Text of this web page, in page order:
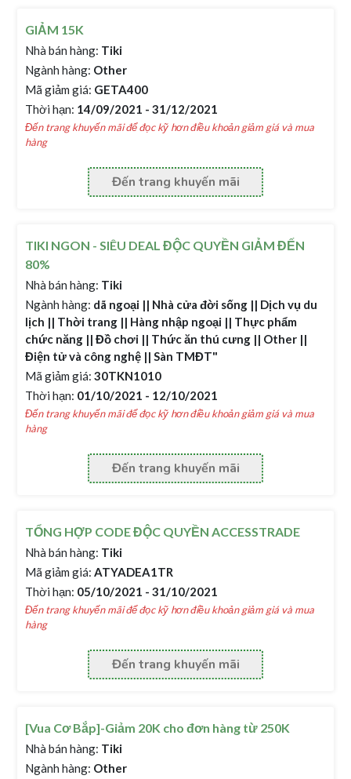
GIẢM 15K
Nhà bán hàng: Tiki
Ngành hàng: Other
Mã giảm giá: GETA400
Thời hạn: 14/09/2021 - 31/12/2021
Đến trang khuyến mãi để đọc kỹ hơn điều khoản giảm giá và mua
hàng
Đến trang khuyến mãi
TIKI NGON - SIÊU DEAL ĐỘC QUYỀN GIẢM ĐẾN
80%
Nhà bán hàng: Tiki
Ngành hàng: dã ngoại || Nhà cửa đời sống || Dịch vụ du
lịch || Thời trang || Hàng nhập ngoại || Thực phẩm
chức năng || Đồ chơi || Thức ăn thú cưng || Other ||
Điện tử và công nghệ || Sàn TMĐT"
Mã giảm giá: 30TKN1010
Thời hạn: 01/10/2021 - 12/10/2021
Đến trang khuyến mãi để đọc kỹ hơn điều khoản giảm giá và mua
hàng
Đến trang khuyến mãi
TỔNG HỢP CODE ĐỘC QUYỀN ACCESSTRADE
Nhà bán hàng: Tiki
Mã giảm giá: ATYADEA1TR
Thời hạn: 05/10/2021 - 31/10/2021
Đến trang khuyến mãi để đọc kỹ hơn điều khoản giảm giá và mua
hàng
Đến trang khuyến mãi
[Vua Cơ Bắp]-Giảm 20K cho đơn hàng từ 250K
Nhà bán hàng: Tiki
Ngành hàng: Other